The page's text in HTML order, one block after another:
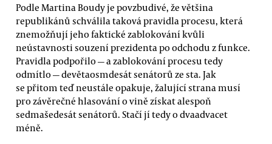
Podle Martina Boudy je povzbudivé, že většina
republikánů schválila taková pravidla procesu, která
znemožňují jeho faktické zablokování kvůli
neústavnosti souzení prezidenta po odchodu z funkce.
Pravidla podpořilo — a zablokování procesu tedy
odmítlo — devětaosmdesát senátorů ze sta. Jak
se přitom teď neustále opakuje, žalující strana musí
pro závěrečné hlasování o vině získat alespoň
sedmašedesát senátorů. Stačí jí tedy o dvaadvacet
méně.